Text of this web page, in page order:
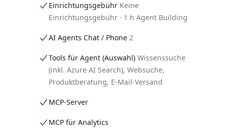
Einrichtungsgebühr Keine
Einrichtungsgebühr · 1 h Agent Building
AI Agents Chat / Phone 2
Tools für Agent (Auswahl) Wissenssuche
(inkl. Azure AI Search), Websuche,
Produktberatung, E-Mail-Versand
MCP-Server
MCP für Analytics